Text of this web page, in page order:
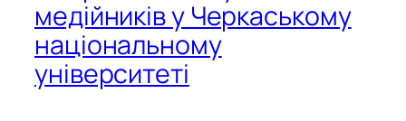
медійників у Черкаському
національному
університеті